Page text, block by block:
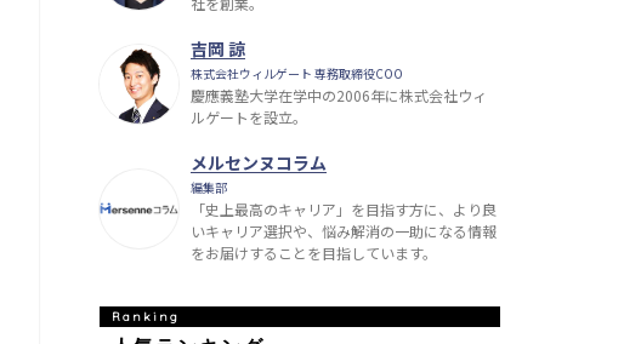
吉岡 諒
株式会社ウィルゲート 専務取締役COO
慶應義塾大学在学中の2006年に株式会社ウィ
ルゲートを設立。
メルセンヌコラム
編集部
「史上最高のキャリア」を目指す方に、より良
いキャリア選択や、悩み解消の一助になる情報
をお届けすることを目指しています。